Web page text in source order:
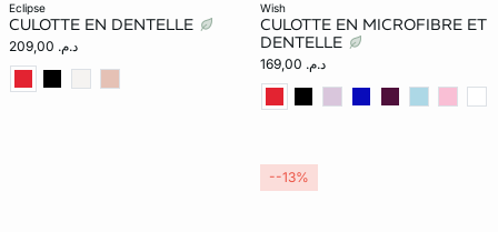
eclipse
CULOTTE EN DENTELLE
د.م. 209,00
wish
CULOTTE EN MICROFIBRE ET
DENTELLE
د.م. 169,00
--13%